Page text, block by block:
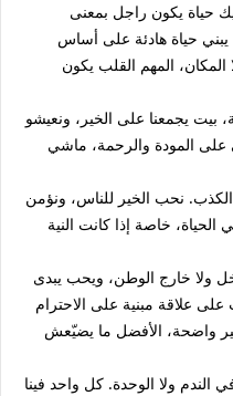
حياة يكون راجل بمعنى
حياة هادئة على أساس
المكان، المهم القلب يكون
بيت يجمعنا على الخير، ونعيشو
على المودة والرحمة، ماشي
الكذب. نحب الخير للناس، ونؤمن
خاصة إذا كانت النية
ولا خارج الوطن، ويحب يبدى
علاقة مبنية على الاحترام
غير واضحة، الأفضل ما يضيّعش
الندم ولا الوحدة. كل واحد فينا